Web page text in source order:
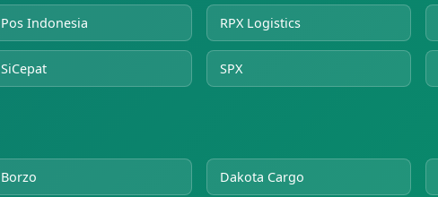
Pos Indonesia RPX Logistics
SiCepat SPX
Borzo Dakota Cargo